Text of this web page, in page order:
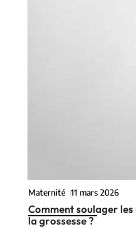
Maternité 11 mars 2026
Comment soulager
la grossesse ?